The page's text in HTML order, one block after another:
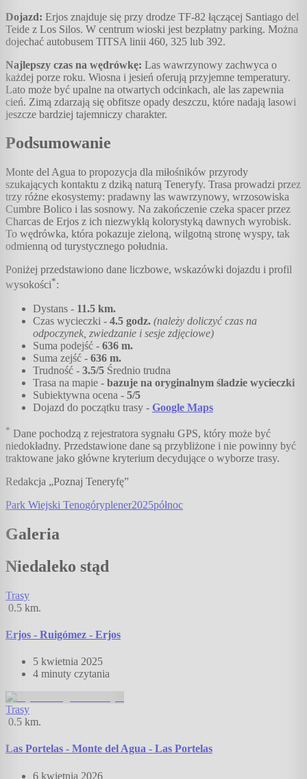
Dojazd: Erjos znajduje się przy drodze TF-82 łączącej Santiago del
Teide z Los Silos. W centrum wioski jest bezpłatny parking. Można
dojechać autobusem TITSA linii 460, 325 lub 392.
Najlepszy czas na wędrówkę: Las wawrzynowy zachwyca o
każdej porze roku. Wiosna i jesień oferują przyjemne temperatury.
Lato może być upalne na otwartych odcinkach, ale las zapewnia
cień. Zimą zdarzają się obfitsze opady deszczu, które nadają lasowi
jeszcze bardziej tajemniczy charakter.
Podsumowanie
Monte del Agua to propozycja dla miłośników przyrody
szukających kontaktu z dziką naturą Teneryfy. Trasa prowadzi przez
trzy różne ekosystemy: pradawny las wawrzynowy, wrzosowiska
Cumbre Bolico i las sosnowy. Na zakończenie czeka spacer przez
Charcas de Erjos z ich niezwykłą kolorystyką dawnych wyrobisk.
To wędrówka, która pokazuje zieloną, wilgotną stronę wyspy, tak
odmienną od turystycznego południa.
Poniżej przedstawiono dane liczbowe, wskazówki dojazdu i profil
wysokości*:
Dystans - 11.5 km.
Czas wycieczki - 4.5 godz. (należy doliczyć czas na
odpoczynek, zwiedzanie i sesje zdjęciowe)
Suma podejść - 636 m.
Suma zejść - 636 m.
Trudność - 3.5/5 Średnio trudna
Trasa na mapie - bazuje na oryginalnym śladzie wycieczki
Subiektywna ocena - 5/5
Dojazd do początku trasy - Google Maps
* Dane pochodzą z rejestratora sygnału GPS, który może być
niedokładny. Przedstawione dane są przybliżone i nie powinny być
traktowane jako główne kryterium decydujące o wyborze trasy.
Redakcja „Poznaj Teneryfę”
Park Wiejski Tenogóryplener2025północ
Galeria
Niedaleko stąd
Trasy
0.5 km.
Erjos - Ruigómez - Erjos
5 kwietnia 2025
4 minuty czytania
Trasy
0.5 km.
Las Portelas - Monte del Agua - Las Portelas
6 kwietnia 2026